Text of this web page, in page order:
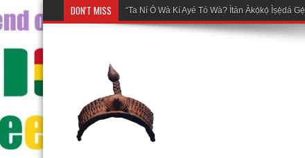
DON'T MISS Mosalasi Fe Di Wiw